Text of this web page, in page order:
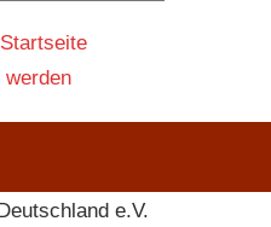
werden